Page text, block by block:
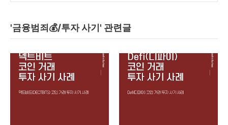
'금융범죄💰/투자 사기' 관련글